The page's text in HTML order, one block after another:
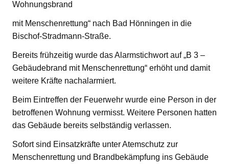
Wohnungsbrand
mit Menschenrettung“ nach Bad Hönningen in die
Bischof-Stradmann-Straße.
Bereits frühzeitig wurde das Alarmstichwort auf „B 3 –
Gebäudebrand mit Menschenrettung“ erhöht und damit
weitere Kräfte nachalarmiert.
Beim Eintreffen der Feuerwehr wurde eine Person in der
betroffenen Wohnung vermisst. Weitere Personen hatten
das Gebäude bereits selbständig verlassen.
Sofort sind Einsatzkräfte unter Atemschutz zur
Menschenrettung und Brandbekämpfung ins Gebäude